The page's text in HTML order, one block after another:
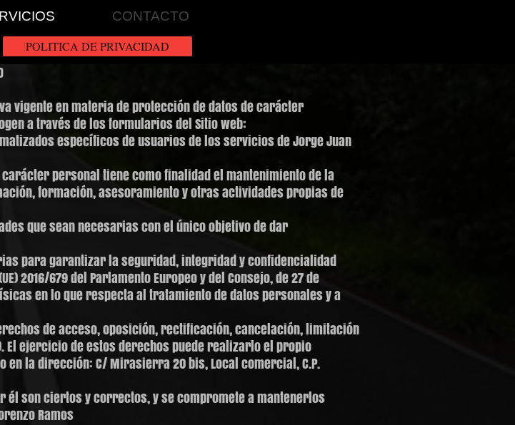
CONTACTO
POLITICA DE PRIVACIDAD
vigente en materia de protección de datos de carácter
a través de los formularios del Sitio web:
específicos de usuarios de los servicios de Jorge Juan
personal tiene como finalidad el mantenimiento de la
formación, asesoramiento y otras actividades propias de
que sean necesarias con el único objetivo de dar
para garantizar la seguridad, integridad y confidencialidad
2016/679 del Parlamento Europeo y del Consejo, de 27 de
en lo que respecta al tratamiento de datos personales y a
de acceso, oposición, rectificación, cancelación, limitación
El ejercicio de estos derechos puede realizarlo el propio
la dirección: C/ Mirasierra 20 bis, Local comercial, C.P.
son ciertos y correctos, y se compromete a mantenerlos
Ramos